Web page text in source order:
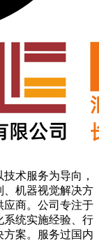
术服务为导向，
、机器视觉解决方
应商。公司专注于
系统实施经验、行
方案。服务过国内